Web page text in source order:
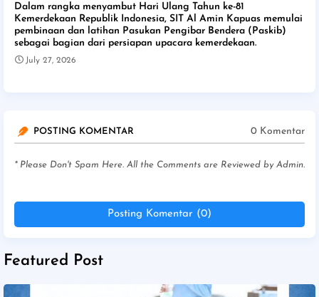
Dalam rangka menyambut Hari Ulang Tahun ke-81
Kemerdekaan Republik Indonesia, SIT Al Amin Kapuas memulai
pembinaan dan latihan Pasukan Pengibar Bendera (Paskib)
sebagai bagian dari persiapan upacara kemerdekaan.
July 27, 2026
POSTING KOMENTAR 0 Komentar
* Please Don't Spam Here. All the Comments are Reviewed by Admin.
Posting Komentar (0)
Featured Post